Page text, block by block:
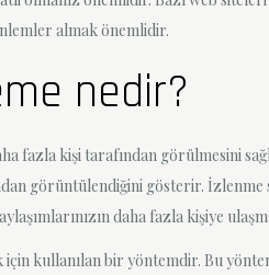
almak önemlidir.
nedir?
fazla kişi tarafından görülmesini
görüntülendiğini gösterir.
daha fazla kişiye
kullanılan bir yöntemdir. Bu